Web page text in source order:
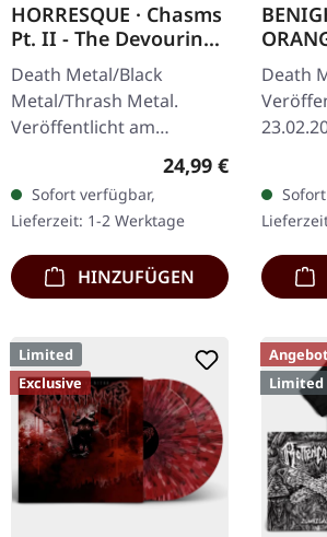
HORRESQUE · Chasms
Pt. II - The Devouring
Exorbitance |
MARBLED LP
Death Metal/Black
Metal/Thrash Metal.
Veröffentlicht am
22.03.2024, auf Supreme
Chaos Records. Exklusives
'Malstrom
Clear/Grün/Schwarz
marmoriertes'…
Regulärer Preis:
24,99 €
Sofort verfügbar,
Lieferzeit: 1-2 Werktage
HINZUFÜGEN
Death
Orange
Limited
Exclusive
Limited